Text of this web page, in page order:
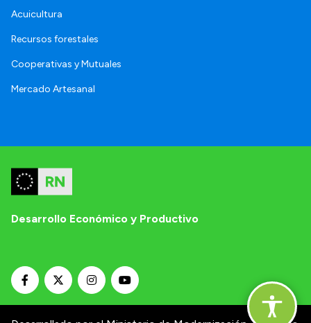
Acuicultura
Recursos forestales
Cooperativas y Mutuales
Mercado Artesanal
Desarrollo Económico y Productivo